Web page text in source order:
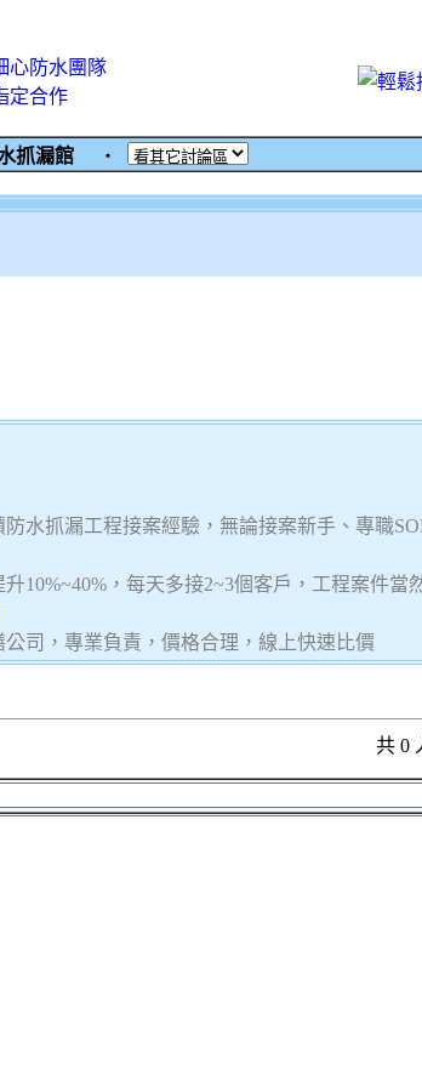
心防水團隊
定合作
抓漏館 ‧
水抓漏工程接案經驗，無論接案新手、專職
10%~40%，每天多接2~3個客戶，工程案件當
司，專業負責，價格合理，線上快速比價
共 0